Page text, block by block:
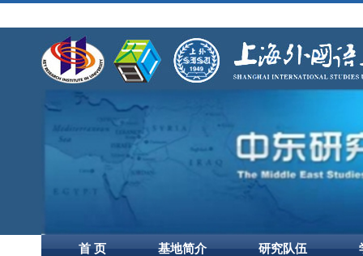
首 页 基地简介 研究队伍